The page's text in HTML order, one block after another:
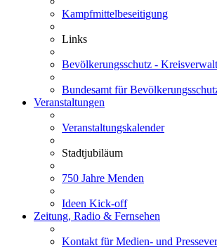
Kampfmittelbeseitigung
Links
Bevölkerungsschutz -
Bundesamt für
Veranstaltungen
Veranstaltungskalender
Stadtjubiläum
750 Jahre Menden
Ideen Kick-off
Zeitung, Radio & Fernsehen
Kontakt für Medien- und